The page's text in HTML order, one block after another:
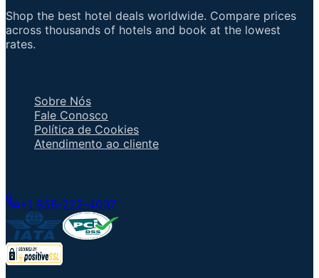
Shop the best hotel deals worldwide. Compare prices
across thousands of hotels and book at the lowest
rates.
Sobre Nós
Fale Conosco
Política de Cookies
Atendimento ao cliente
+1 858-222-4037